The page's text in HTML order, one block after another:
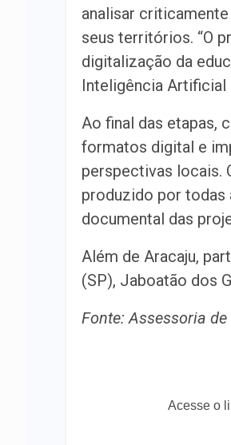
analisar
seus territórios. “O
digitalização da
Inteligência Artificial
Ao final das etapas,
formatos digital e
perspectivas locais.
produzido por todas
documental das
Além de Aracaju,
(SP), Jaboatão dos
Fonte: Assessoria
Acesse o